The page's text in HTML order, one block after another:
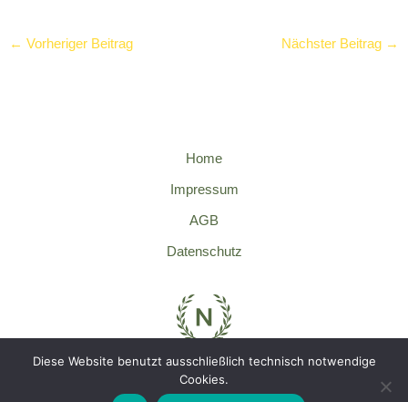
← Vorheriger Beitrag Nächster Beitrag →
Home
Impressum
AGB
Datenschutz
Wir lieben das Sauerland!
Diese Website benutzt ausschließlich technisch notwendige
Cookies.